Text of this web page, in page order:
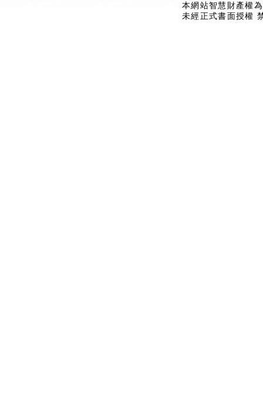
本網站智慧財產權
未經正式書面授權